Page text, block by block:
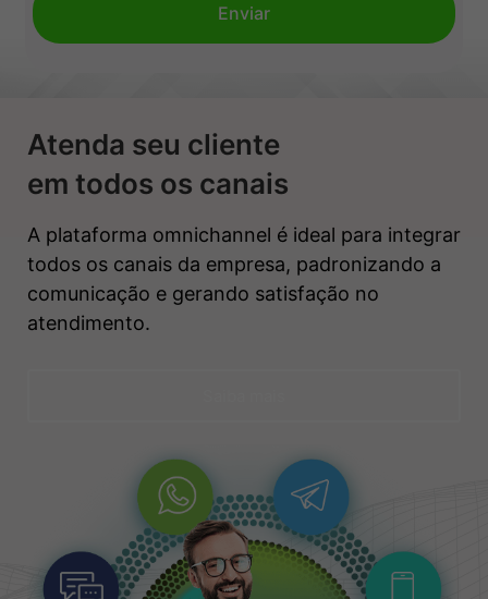
Enviar
Atenda seu cliente
em todos os canais
A plataforma omnichannel é ideal para integrar
todos os canais da empresa, padronizando a
comunicação e gerando satisfação no
atendimento.